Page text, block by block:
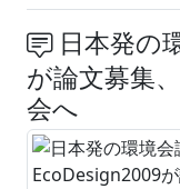
日本発の
が論文募集
会へ